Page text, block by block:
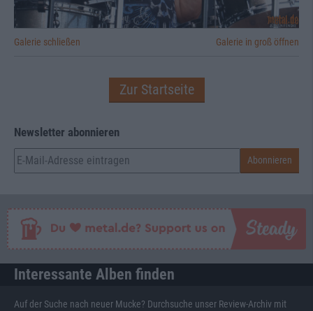
Galerie schließen Galerie in groß öffnen
Zur Startseite
Newsletter abonnieren
Interessante Alben finden
Auf der Suche nach neuer Mucke? Durchsuche unser Review-Archiv mit